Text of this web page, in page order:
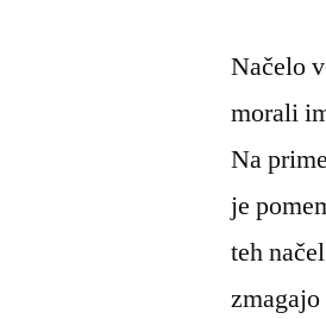
Načelo
morali
Na
je
teh
zmagajo